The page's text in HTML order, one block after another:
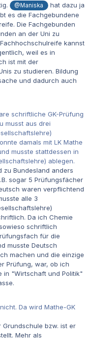
@Maniska
hat dazu ja
es die Fachgebundene
Die Fachgebunden
an der Uni zu
kannst
weil es in
ist mit der
zu studieren. Bildung
und dadurch auch
schriftliche GK-Prüfung
musst aus drei
damals mit LK Mathe
musste stattdessen in
ablegen.
zu Bundesland anders
sogar 5 Prüfungsfächer
waren verpflichtend
alle 3
Da ich Chemie
schriftlich
für die
musste Deutsch
machen und die einzige
Prüfung, war, ob ich
in "Wirtschaft und Politik"
Da wird Mathe-GK
bzw. ist er
Mehr als